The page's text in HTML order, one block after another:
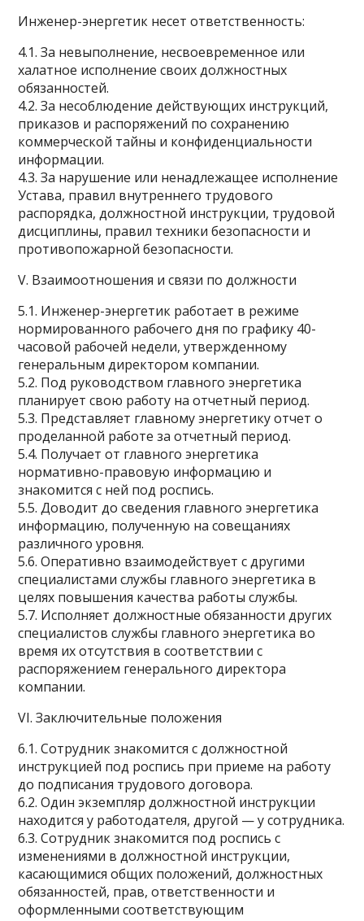
Инженер-энергетик несет ответственность:
4.1. За невыполнение, несвоевременное или
халатное исполнение своих должностных
обязанностей.
4.2. За несоблюдение действующих инструкций,
приказов и распоряжений по сохранению
коммерческой тайны и конфиденциальности
информации.
4.3. За нарушение или ненадлежащее исполнение
Устава, правил внутреннего трудового
распорядка, должностной инструкции, трудовой
дисциплины, правил техники безопасности и
противопожарной безопасности.
V. Взаимоотношения и связи по должности
5.1. Инженер-энергетик работает в режиме
нормированного рабочего дня по графику 40-
часовой рабочей недели, утвержденному
генеральным директором компании.
5.2. Под руководством главного энергетика
планирует свою работу на отчетный период.
5.3. Представляет главному энергетику отчет о
проделанной работе за отчетный период.
5.4. Получает от главного энергетика
нормативно-правовую информацию и
знакомится с ней под роспись.
5.5. Доводит до сведения главного энергетика
информацию, полученную на совещаниях
различного уровня.
5.6. Оперативно взаимодействует с другими
специалистами службы главного энергетика в
целях повышения качества работы службы.
5.7. Исполняет должностные обязанности других
специалистов службы главного энергетика во
время их отсутствия в соответствии с
распоряжением генерального директора
компании.
VI. Заключительные положения
6.1. Сотрудник знакомится с должностной
инструкцией под роспись при приеме на работу
до подписания трудового договора.
6.2. Один экземпляр должностной инструкции
находится у работодателя, другой — у сотрудника.
6.3. Сотрудник знакомится под роспись с
изменениями в должностной инструкции,
касающимися общих положений, должностных
обязанностей, прав, ответственности и
оформленными соответствующим